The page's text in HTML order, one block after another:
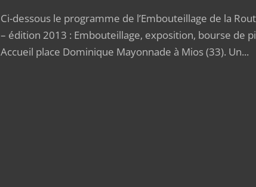
Ci-dessous le programme de l’Embouteillage de la
– édition 2013 : Embouteillage, exposition, bourse de
Accueil place Dominique Mayonnade à Mios (33). Un...